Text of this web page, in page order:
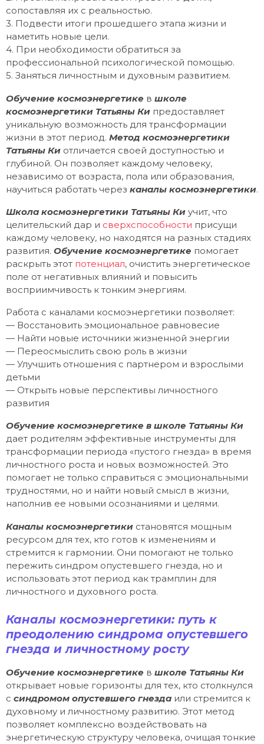
сопоставляя их с реальностью.
3. Подвести итоги прошедшего этапа жизни и
наметить новые цели.
4. При необходимости обратиться за
профессиональной психологической помощью.
5. Заняться личностным и духовным развитием.
Обучение космоэнергетике в школе
космоэнергетики Татьяны Ки предоставляет
уникальную возможность для трансформации
жизни в этот период. Метод космоэнергетики
Татьяны Ки отличается своей доступностью и
глубиной. Он позволяет каждому человеку,
независимо от возраста, пола или образования,
научиться работать через каналы космоэнергетики.
Школа космоэнергетики Татьяны Ки учит, что
целительский дар и сверхспособности присущи
каждому человеку, но находятся на разных стадиях
развития. Обучение космоэнергетике помогает
раскрыть этот потенциал, очистить энергетическое
поле от негативных влияний и повысить
восприимчивость к тонким энергиям.
Работа с каналами космоэнергетики позволяет:
— Восстановить эмоциональное равновесие
— Найти новые источники жизненной энергии
— Переосмыслить свою роль в жизни
— Улучшить отношения с партнером и взрослыми
детьми
— Открыть новые перспективы личностного
развития
Обучение космоэнергетике в школе Татьяны Ки
дает родителям эффективные инструменты для
трансформации периода «пустого гнезда» в время
личностного роста и новых возможностей. Это
помогает не только справиться с эмоциональными
трудностями, но и найти новый смысл в жизни,
наполнив ее новыми осознаниями и целями.
Каналы космоэнергетики становятся мощным
ресурсом для тех, кто готов к изменениям и
стремится к гармонии. Они помогают не только
пережить синдром опустевшего гнезда, но и
использовать этот период как трамплин для
личностного и духовного роста.
Каналы космоэнергетики: путь к
преодолению синдрома опустевшего
гнезда и личностному росту
Обучение космоэнергетике в школе Татьяны Ки
открывает новые горизонты для тех, кто столкнулся
с синдромом опустевшего гнезда или стремится к
духовному и личностному развитию. Этот метод
позволяет комплексно воздействовать на
энергетическую структуру человека, очищая тонкие